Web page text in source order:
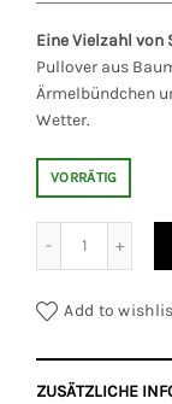
Eine Vielzahl
Pullover aus
Ärmelbündchen
Wetter.
VORRÄTIG
Add to
ZUSÄTZLICHE